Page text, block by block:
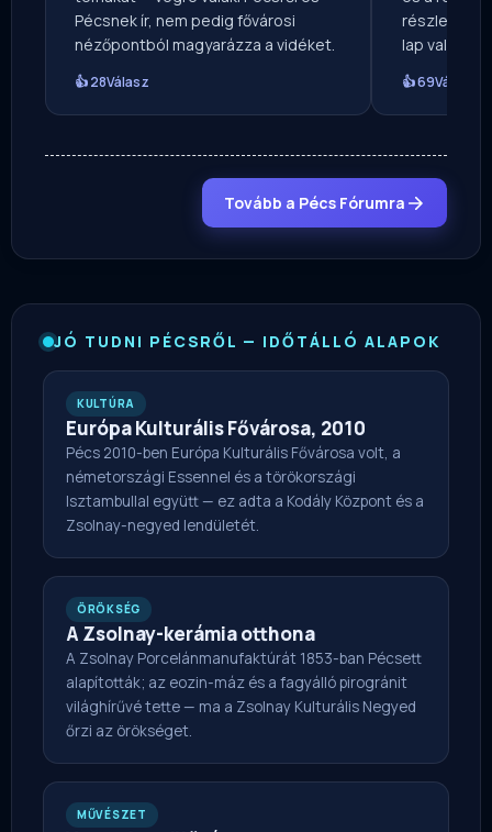
Pécsnek ír, nem pedig fővárosi
nézőpontból magyarázza a vidéket.
👍 28Válasz
lap valóban
👍 69Válasz
Tovább a Pécs Fórumra
JÓ TUDNI PÉCSRŐL — IDŐTÁLLÓ ALAPOK
KULTÚRA
Európa Kulturális Fővárosa, 2010
Pécs 2010-ben Európa Kulturális Fővárosa volt, a
németországi Essennel és a törökországi
Isztambullal együtt — ez adta a Kodály Központ és a
Zsolnay-negyed lendületét.
ÖRÖKSÉG
A Zsolnay-kerámia otthona
A Zsolnay Porcelánmanufaktúrát 1853-ban Pécsett
alapították; az eozin-máz és a fagyálló pirogránit
világhírűvé tette — ma a Zsolnay Kulturális Negyed
őrzi az örökséget.
MŰVÉSZET